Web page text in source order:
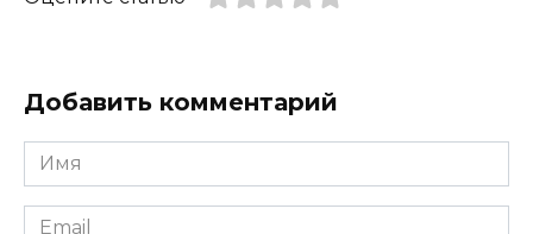
Добавить комментарий
Имя
*
Email